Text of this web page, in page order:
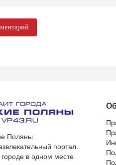
Поляны
портал.
в одном месте